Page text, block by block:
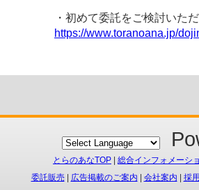
・初めて委託をご検討いた
https://www.toranoana.jp/
とらのあなTOP
総合インフォメーシ
委託販売| 広告掲載のご案内 会社案内 採